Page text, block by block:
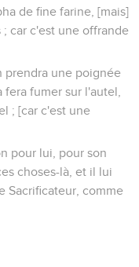
de fine farine, [mais]
car c'est une offrande
prendra une poignée
fumer sur l'autel,
; [car c'est une
pour lui, pour son
choses-là, et il lui
Sacrificateur, comme